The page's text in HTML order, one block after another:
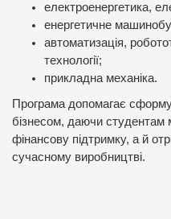
електроенергетика,
енергетичне
автоматизація,
технології;
прикладна механіка.
Програма допомагає
бізнесом, даючи
фінансову підтримку, а й
сучасному виробництві.